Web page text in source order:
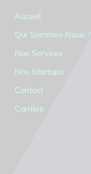
Accueil
Qui Sommes-Nous ?
Nos Services
Nos Startups
Contact
Carrière